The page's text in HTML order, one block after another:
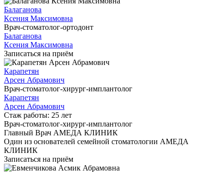
Балаганова
Ксения Максимовна
Врач-стоматолог-ортодонт
Балаганова
Ксения Максимовна
Записаться на приём
Карапетян
Арсен Абрамович
Врач-стоматолог-хирург-имплантолог
Карапетян
Арсен Абрамович
Стаж работы: 25 лет
Врач-стоматолог-хирург-имплантолог
Главный Врач АМЕДА КЛИНИК
Один из основателей семейной стоматологии АМЕДА
КЛИНИК
Записаться на приём